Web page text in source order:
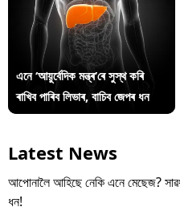
এনে ‘আয়ুৰ্বেদিক মন্ত্ৰ’ৰে সুস্থ কৰি
ৰাখিব পাৰিব লিভাৰ, বাচিব জেপৰ ধন
Latest News
আপোনালৈ আহিছে নেকি এনে মেছেজ?
ধন!